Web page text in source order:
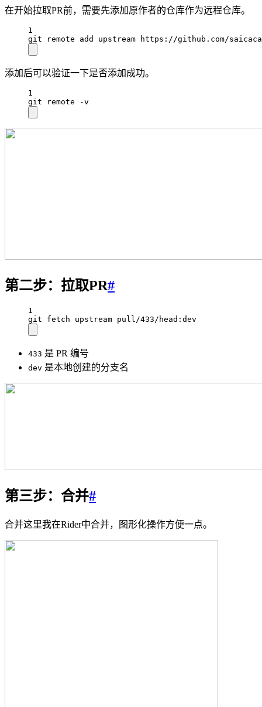
在开始拉取PR前，需要先添加原作者的仓库作为远程仓库。
1
git remote add upstream https://github.com/
添加后可以验证一下是否添加成功。
1
git remote -v
第二步：拉取PR#
1
git fetch upstream pull/433/head:dev
433 是 PR 编号
dev 是本地创建的分支名
第三步：合并#
合并这里我在Rider中合并，图形化操作方便一点。